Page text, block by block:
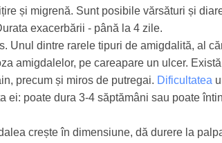
și migrenă. Sunt posibile vărsături și
exacerbării - până la 4 zile.
Unul dintre rarele tipuri de amigdalită, al
amigdalelor, pe careapare un ulcer.
precum și miros de putregai. Dificultatea
ei: poate dura 3-4 săptămâni sau poate
crește în dimensiune, dă durere la